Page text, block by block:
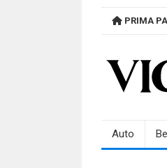
PRIMA
Auto